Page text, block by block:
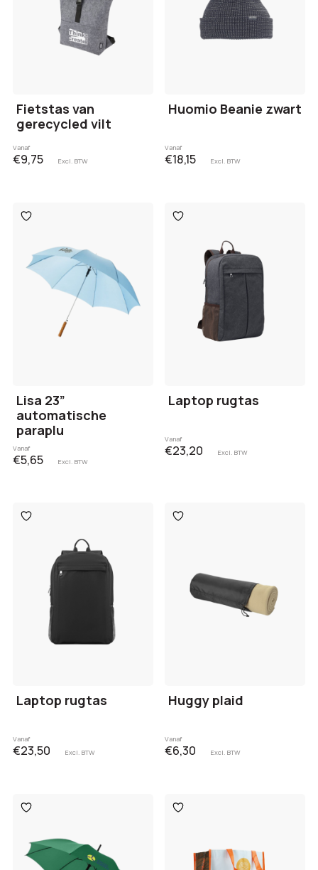
Fietstas van
gerecycled vilt
Vanaf
€9,75 Excl. BTW
Huomio Beanie zwart
Vanaf
€18,15 Excl. BTW
Toevoegen
aan
Lisa 23”
automatische
paraplu
Vanaf
€5,65 Excl. BTW
Toevoegen
aan
Laptop rugtas
Vanaf
€23,20 Excl. BTW
Toevoegen
aan
Laptop rugtas
Vanaf
€23,50 Excl. BTW
Toevoegen
aan
Huggy plaid
Vanaf
€6,30 Excl. BTW
Toevoegen
aan
Toevoegen
aan